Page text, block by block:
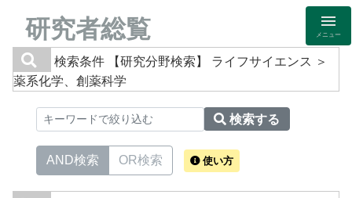
研究者総覧 メニュー
検索条件
【研究分野検索】 ライフサイエンス ＞
薬系化学、創薬科学
検索する
AND検索 OR検索 使い方